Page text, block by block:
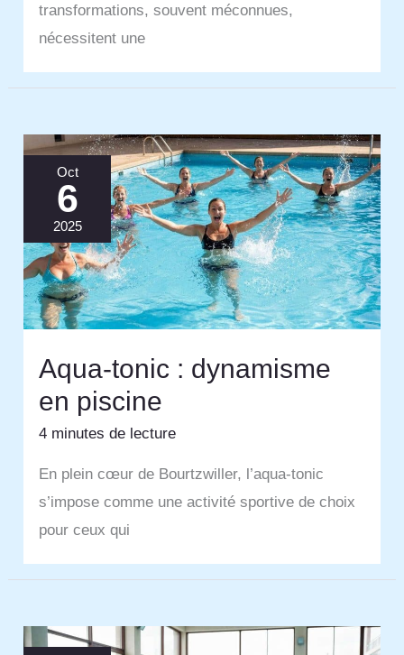
transformations, souvent méconnues,
nécessitent une
Oct
6
2025
Aqua-tonic : dynamisme
en piscine
4 minutes de lecture
En plein cœur de Bourtzwiller, l’aqua-tonic
s’impose comme une activité sportive de choix
pour ceux qui